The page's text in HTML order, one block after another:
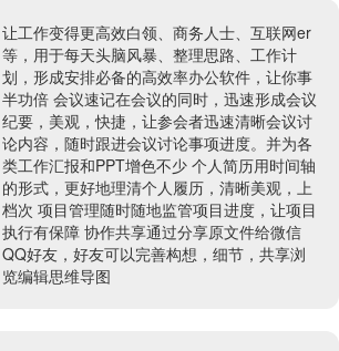
让工作变得更高效白领、商务人士、互联网er
等，用于每天头脑风暴、整理思路、工作计
划，形成安排必备的高效率办公软件，让你事
半功倍 会议速记在会议的同时，迅速形成会议
纪要，美观，快捷，让参会者迅速清晰会议讨
论内容，随时跟进会议讨论事项进度。并为各
类工作汇报和PPT增色不少 个人简历用时间轴
的形式，更好地理清个人履历，清晰美观，上
档次 项目管理随时随地监管项目进度，让项目
执行有保障 协作共享通过分享原文件给微信
QQ好友，好友可以完善构想，细节，共享浏
览编辑思维导图